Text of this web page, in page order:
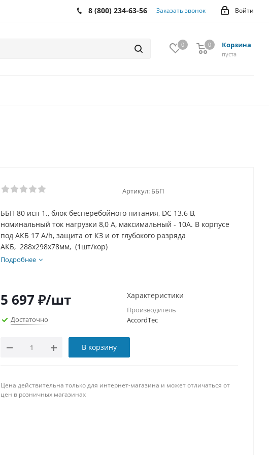
Войти
8 (800) 234-63-56 Заказать звонок
0 Корзина
0
пуста
0
Артикул: ББП
ББП 80 исп 1., блок бесперебойного питания, DC 13.6 В,
номинальный ток нагрузки 8,0 А, максимальный - 10А. В корпусе
под АКБ 17 A/h, защита от КЗ и от глубокого разряда
АКБ, 288х298х78мм, (1шт/кор)
Подробнее
5 697 ₽/шт
Достаточно
В корзину
Характеристики
Производитель
AccordТec
Цена действительна только для интернет-магазина и может отличаться от
цен в розничных магазинах